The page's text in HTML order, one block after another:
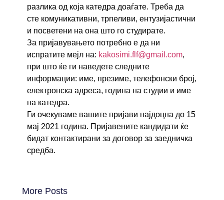
разлика од која катедра доаѓате. Треба да
сте комуникативни, трпеливи, ентузијастични
и посветени на она што го студирате.
За пријавувањето потребно е да ни
испратите мејл на: kakosimi.flf@gmail.com,
при што ќе ги наведете следните
информации: име, презиме, телефонски број,
електронска адреса, година на студии и име
на катедра.
Ги очекуваме вашите пријави најдоцна до 15
мај 2021 година. Пријавените кандидати ќе
бидат контактирани за договор за заедничка
средба.
More Posts